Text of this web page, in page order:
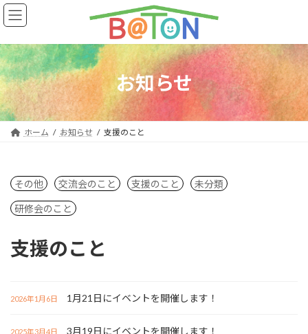
コ
ン
ン
ツ
へ
ス
キ
ッ
ナ
ビ
ー
シ
ョ
ン
に
移
お知らせ
ホーム お知らせ 支援のこと
その他 交流会のこと 支援のこと 未分類
研修会のこと
支援のこと
1月21日にイベントを開催します！
2026年1月6日
3月19日にイベントを開催します！
2025年3月4日